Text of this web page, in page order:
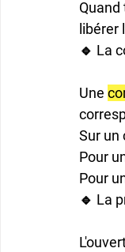
🔹 La
Une
Sur un
Pour
Pour
🔹 La